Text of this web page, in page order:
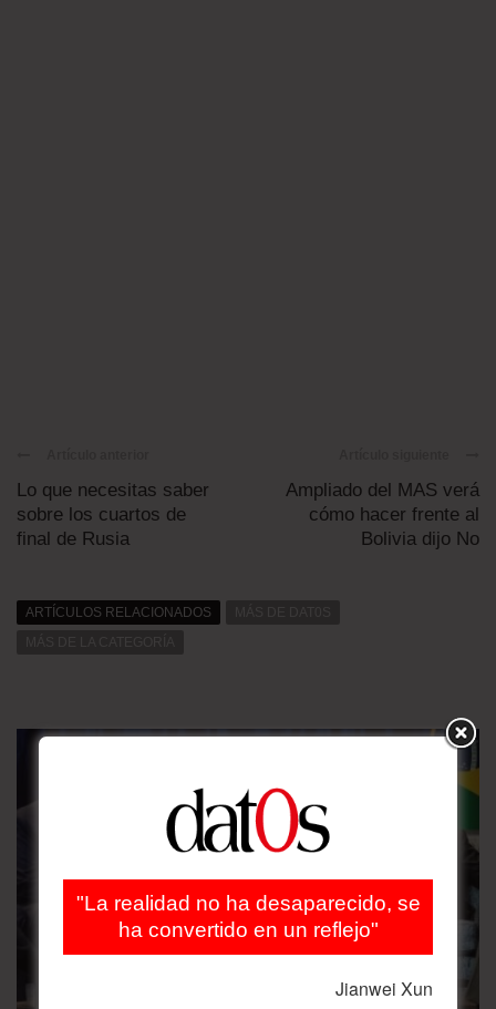
Lo que necesitas saber
sobre los cuartos de
final de Rusia
Ampliado del MAS verá
cómo hacer frente al
Bolivia dijo No
ARTÍCULOS RELACIONADOS
"La realidad no ha desaparecido, se
ha convertido en un reflejo"
Jianwei Xun